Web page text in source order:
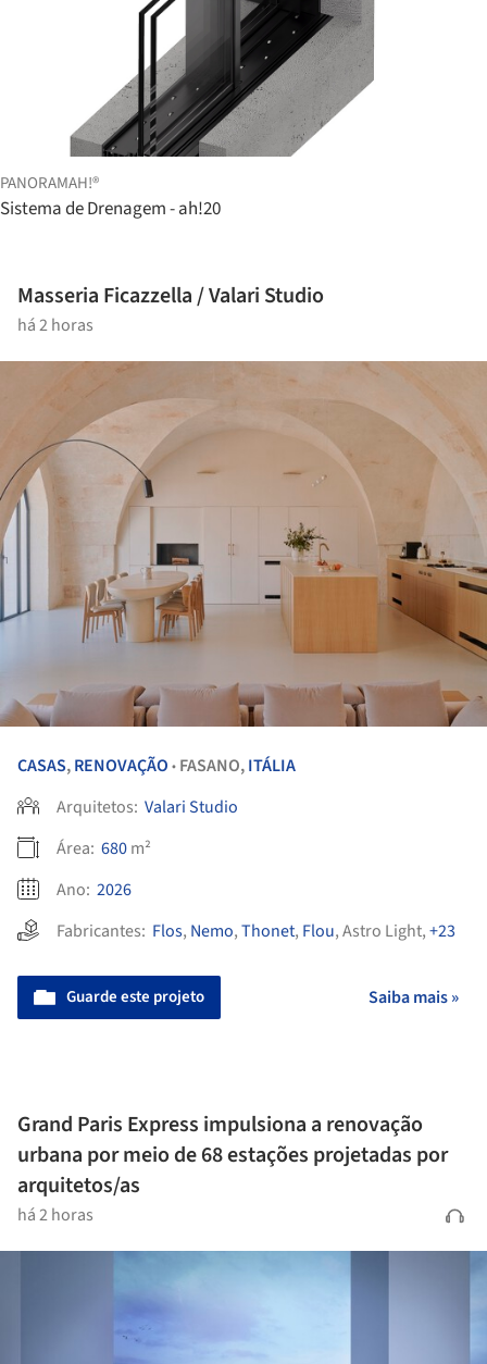
PANORAMAH!®
Sistema de Drenagem - ah!20
Masseria Ficazzella / Valari Studio
há 2 horas
CASAS,RENOVAÇÃO • FASANO,ITÁLIA
Arquitetos: Valari Studio
Área: 680m²
Ano: 2026
Fabricantes: Flos, Nemo,Thonet, Flou,Astro Light,+23
Guarde este projeto Saiba mais »
Grand Paris Express impulsiona a renovação
urbana por meio de 68 estações projetadas por
arquitetos/as
há 2 horas